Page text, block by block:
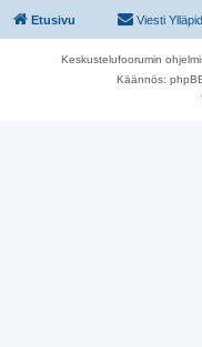
Etusivu Viesti
Keskustelufoorumin
Käännös: